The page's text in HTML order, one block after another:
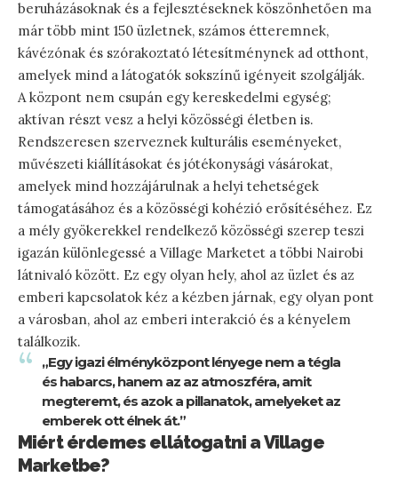
beruházásoknak és a fejlesztéseknek köszönhetően ma
már több mint 150 üzletnek, számos étteremnek,
kávézónak és szórakoztató létesítménynek ad otthont,
amelyek mind a látogatók sokszínű igényeit szolgálják.
A központ nem csupán egy kereskedelmi egység;
aktívan részt vesz a helyi közösségi életben is.
Rendszeresen szerveznek kulturális eseményeket,
művészeti kiállításokat és jótékonysági vásárokat,
amelyek mind hozzájárulnak a helyi tehetségek
támogatásához és a közösségi kohézió erősítéséhez. Ez
a mély gyökerekkel rendelkező közösségi szerep teszi
igazán különlegessé a Village Marketet a többi Nairobi
látnivaló között. Ez egy olyan hely, ahol az üzlet és az
emberi kapcsolatok kéz a kézben járnak, egy olyan pont
a városban, ahol az emberi interakció és a kényelem
találkozik.
„Egy igazi élményközpont lényege nem a tégla
és habarcs, hanem az az atmoszféra, amit
megteremt, és azok a pillanatok, amelyeket az
emberek ott élnek át.”
Miért érdemes ellátogatni a Village
Marketbe?